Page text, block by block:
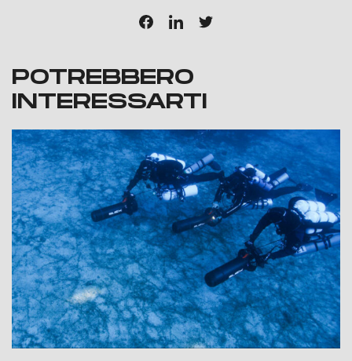
POTREBBERO
INTERESSARTI